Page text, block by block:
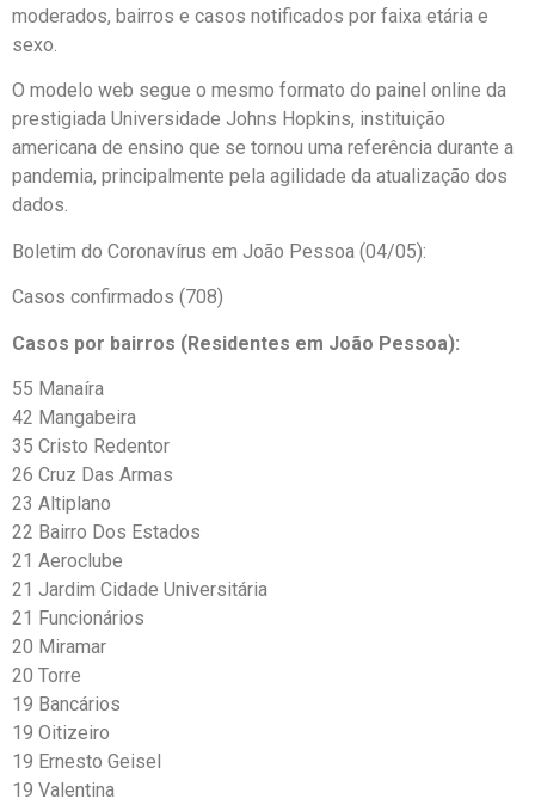
moderados, bairros e casos notificados por faixa etária e
sexo.
O modelo web segue o mesmo formato do painel online da
prestigiada Universidade Johns Hopkins, instituição
americana de ensino que se tornou uma referência durante a
pandemia, principalmente pela agilidade da atualização dos
dados.
Boletim do Coronavírus em João Pessoa (04/05):
Casos confirmados (708)
Casos por bairros (Residentes em João Pessoa):
55 Manaíra
42 Mangabeira
35 Cristo Redentor
26 Cruz Das Armas
23 Altiplano
22 Bairro Dos Estados
21 Aeroclube
21 Jardim Cidade Universitária
21 Funcionários
20 Miramar
20 Torre
19 Bancários
19 Oitizeiro
19 Ernesto Geisel
19 Valentina